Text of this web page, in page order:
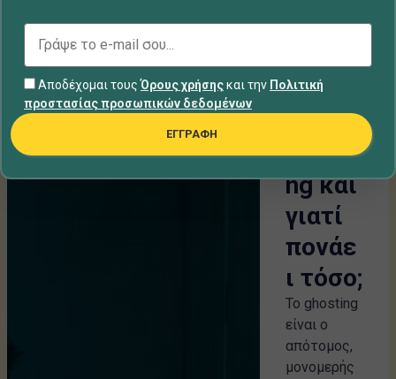
Σχέσεις
Τι
είναι
ghosti
ng και
γιατί
πονάε
ι τόσο;
Το ghosting
είναι ο
απότομος,
μονομερής
Αποδέχομαι τουςΌρους χρήσηςκαι την Πολιτική
προστασίας προσωπικών δεδομένων
ΕΓΓΡΑΦΗ